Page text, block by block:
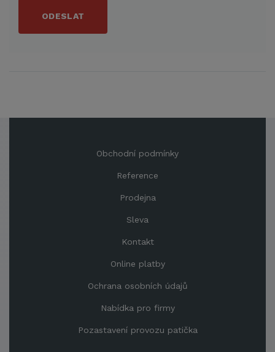
ODESLAT
Obchodní podmínky
Reference
Prodejna
Sleva
Kontakt
Online platby
Ochrana osobních údajů
Nabídka pro firmy
Pozastavení provozu patička